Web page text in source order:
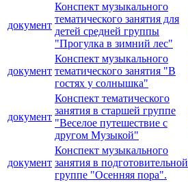
документ
Конспект музыкального
тематического занятия для
детей средней группы
"Прогулка в зимний лес"
документ
Конспект музыкального
тематического занятия "В
гостях у солнышка"
документ
Конспект тематического
занятия в старшей группе
"Веселое путешествие с
другом Музыкой"
документ
Конспект музыкального
занятия в подготовительной
группе "Осенняя пора".